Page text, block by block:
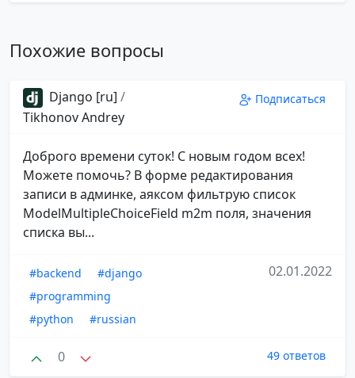
Похожие вопросы
Django [ru] /
Tikhonov Andrey
Подписаться
Доброго времени суток! С новым годом всех!
Можете помочь? В форме редактирования
записи в админке, аяксом фильтрую список
ModelMultipleChoiceField m2m поля, значения
списка вы...
#backend
#django
#programming
#python
#russian
02.01.2022
0 49 ответов